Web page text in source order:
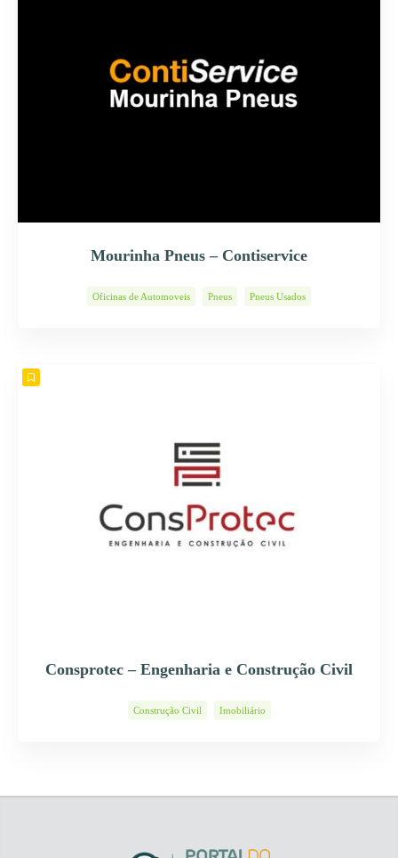
Mourinha Pneus – Contiservice
Oficinas de Automoveis Pneus Pneus Usados
Consprotec – Engenharia e Construção Civil
Construção Civil Imobiliário